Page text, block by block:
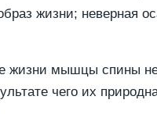
жизни; неверная
жизни мышцы спины
чего их